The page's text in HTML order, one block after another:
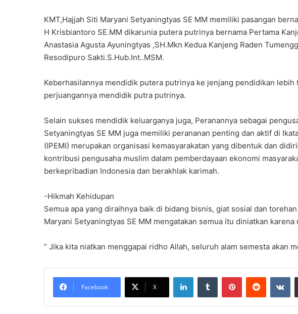
KMT,Hajjah Siti Maryani Setyaningtyas SE MM memiliki pasangan
H Krisbiantoro SE.MM dikarunia putera putrinya bernama Pertama
Anastasia Agusta Ayuningtyas ,SH.Mkn Kedua Kanjeng Raden
Resodipuro Sakti.S.Hub.Int..MSM.
Keberhasilannya mendidik putera putrinya ke jenjang pendidikan lebih
perjuangannya mendidik putra putrinya.
Selain sukses mendidik keluarganya juga, Peranannya sebagai
Setyaningtyas SE MM juga memiliki perananan penting dan aktif di
(IPEMI) merupakan organisasi kemasyarakatan yang dibentuk dan
kontribusi pengusaha muslim dalam pemberdayaan ekonomi
berkepribadian Indonesia dan berakhlak karimah.
-Hikmah Kehidupan
Semua apa yang diraihnya baik di bidang bisnis, giat sosial dan
Maryani Setyaningtyas SE MM mengatakan semua itu diniatkan
” Jika kita niatkan menggapai ridho Allah, seluruh alam semesta akan
Facebook X